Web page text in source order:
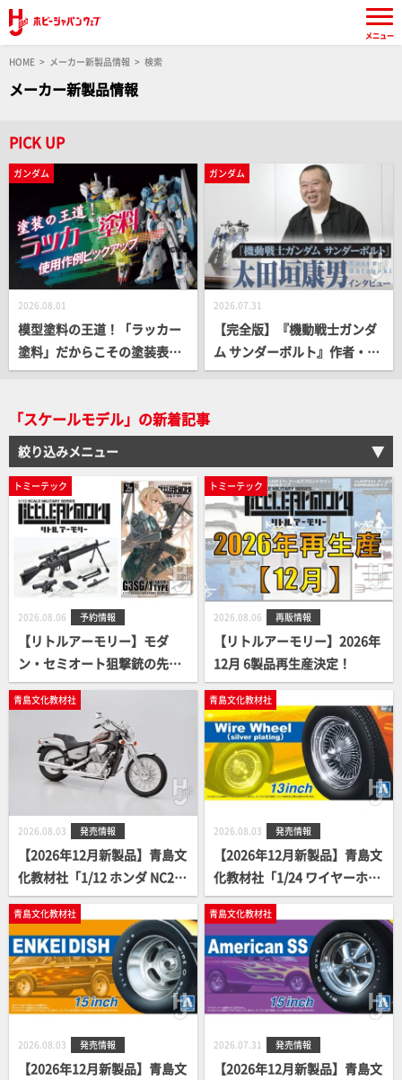
HOME メーカー新製品情報 検索
メーカー新製品情報
PICK UP
ガンダム
2026.08.01
模型塗料の王道！「ラッカー
塗料」だからこその塗装表現
をプロモデラー作例とともに
ガンダム
2026.07.31
【完全版】『機動戦士ガンダ
ム サンダーボルト』作者・太
田垣康男インタビュー!! クラ
【HJメカニクス28】
「スケールモデル」の新着記事
絞り込みメニュー
トミーテック
2026.08.06 予約情報
【リトルアーモリー】モダ
ン・セミオート狙撃銃の先駆
け的存在「G3SG/1」が登
場！
トミーテック
2026.08.06 再販情報
【リトルアーモリー】2026年
12月 6製品再生産決定！
青島文化教材社
2026.08.03 発売情報
【2026年12月新製品】青島文
化教材社「1/12 ホンダ NC26
スティードVSE '96 カスタム
パーツ付き」
青島文化教材社
2026.08.03 発売情報
【2026年12月新製品】青島文
化教材社「1/24 ワイヤーホイ
ール(シルバーメッキ) 13イン
チ」
青島文化教材社
2026.08.03 発売情報
【2026年12月新製品】青島文
青島文化教材社
2026.07.31 発売情報
【2026年12月新製品】青島文
メニュー